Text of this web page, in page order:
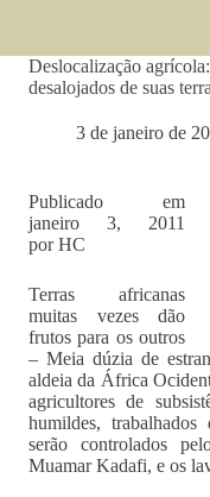
Deslocalização
desalojados de suas
3 de janeiro de
Publicado em
janeiro 3, 2011
por HC
Terras africanas
muitas vezes dão
frutos para os outros
– Meia dúzia de
aldeia da África
agricultores de
humildes,
serão controlados
Muamar Kadafi, e os